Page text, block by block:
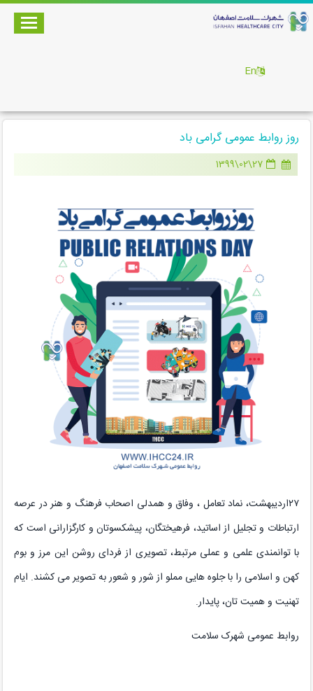
En
روز روابط عمومی گرامی باد
27\02\1399
۲۷اردیبهشت، نماد تعامل ، وفاق و همدلی اصحاب فرهنگ و هنر در عرصه
ارتباطات و تجلیل از اساتید، فرهیختگان، پیشکسوتان و کارگزارانی است که
با توانمندی علمی و عملی مرتبط، تصویری از فردای روشن این مرز و بوم
کهن و اسلامی را با جلوه هایی مملو از شور و شعور به تصویر می کشند. ایام
تهنیت و همیت تان، پایدار.
روابط عمومی شهرک سلامت